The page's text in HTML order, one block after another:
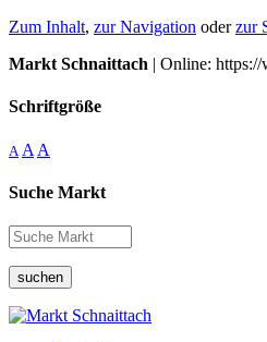
Zum Inhalt, zur Navigation oderzur
Markt Schnaittach | Online:
Schriftgröße
A A A
Suche Markt
suchen